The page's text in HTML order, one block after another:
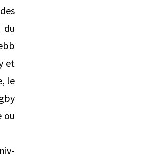
du
et
le
ou